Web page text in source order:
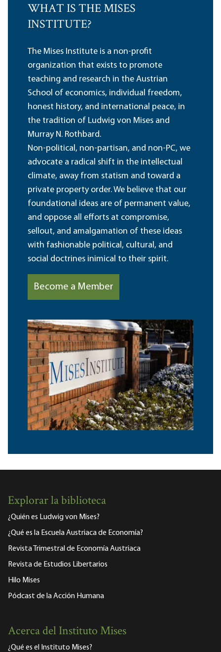
WHAT IS THE MISES
INSTITUTE?
The Mises Institute is a non-profit
organization that exists to promote
teaching and research in the Austrian
School of economics, individual freedom,
honest history, and international peace, in
the tradition of Ludwig von Mises and
Murray N. Rothbard.
Non-political, non-partisan, and non-PC, we
advocate a radical shift in the intellectual
climate, away from statism and toward a
private property order. We believe that our
foundational ideas are of permanent value,
and oppose all efforts at compromise,
sellout, and amalgamation of these ideas
with fashionable political, cultural, and
social doctrines inimical to their spirit.
Become a Member
Explorar la biblioteca
¿Quién es Ludwig von Mises?
¿Qué es la Escuela Austriaca de Economía?
Revista Trimestral de Economía Austriaca
Revista de Estudios Libertarios
Hilo Mises
Pódcast de la Acción Humana
Acerca del Instituto Mises
¿Qué es el Instituto Mises?